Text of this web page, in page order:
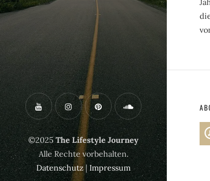
©2025The Lifestyle Journey
Alle Rechte vorbehalten.
Datenschutz| Impressum